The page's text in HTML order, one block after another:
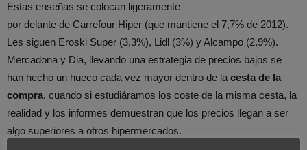
Estas enseñas se colocan ligeramente
por delante de Carrefour Hiper (que mantiene el 7,7% de 2012).
Les siguen Eroski Super (3,3%), Lidl (3%) y Alcampo (2,9%).
Mercadona y Dia, llevando una estrategia de precios bajos se
han hecho un hueco cada vez mayor dentro de la cesta de la
compra, cuando si estudiáramos los coste de la misma cesta, la
realidad y los informes demuestran que los precios llegan a ser
algo superiores a otros hipermercados.